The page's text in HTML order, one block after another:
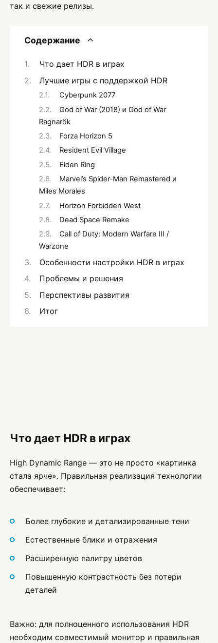
так и свежие релизы.
Содержание
Что дает HDR в играх
Лучшие игры с поддержкой HDR
Cyberpunk 2077
God of War (2018) и God of War
Ragnarök
Forza Horizon 5
Resident Evil Village
Elden Ring
Marvel’s Spider-Man Remastered и
Miles Morales
Horizon Forbidden West
Dead Space Remake
Call of Duty: Modern Warfare III /
Warzone
Особенности настройки HDR в играх
Проблемы и решения
Перспективы развития
Итог
Что дает HDR в играх
High Dynamic Range — это не просто «картинка
стала ярче». Правильная реализация технологии
обеспечивает:
Более глубокие и детализированные тени
Естественные блики и отражения
Расширенную палитру цветов
Повышенную контрастность без потери
деталей
Важно: для полноценного использования HDR
необходим совместимый монитор и правильная